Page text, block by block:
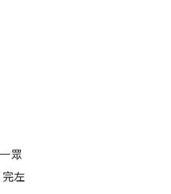
眾
左